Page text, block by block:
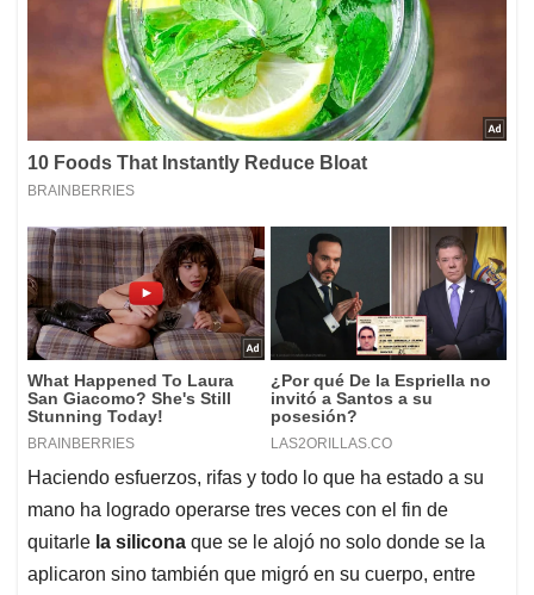
Haciendo esfuerzos, rifas y todo lo que ha estado a su
mano ha logrado operarse tres veces con el fin de
quitarle la silicona que se le alojó no solo donde se la
aplicaron sino también que migró en su cuerpo, entre